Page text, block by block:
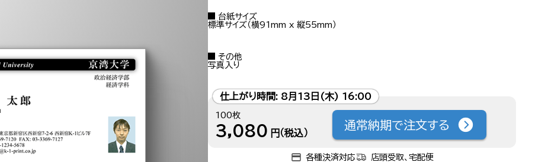
台紙サイズ
標準サイズ（横91mm x 縦55mm）
その他
写真入り
仕上がり時間: 8月13日(木) 16:00
100枚
3,080 円（税込）
通常納期で注文する
各種決済対応 店頭受取、宅配便